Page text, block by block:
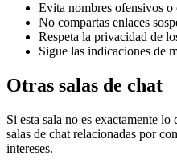
Evita nombres ofensivos o
No compartas enlaces
Respeta la privacidad de
Sigue las indicaciones de
Otras salas de chat
Si esta sala no es exactamente
salas de chat relacionadas por
intereses.